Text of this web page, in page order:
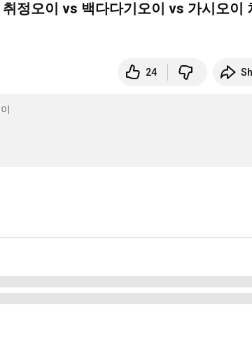
정오이 vs 백다다기오이 vs 가시오이
24